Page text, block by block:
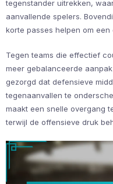
tegenstander uitrekken,
aanvallende spelers.
korte passes helpen om
Tegen teams die effectief
meer gebalanceerde
gezorgd dat defensieve
tegenaanvallen te
maakt een snelle overgang
terwijl de offensieve druk